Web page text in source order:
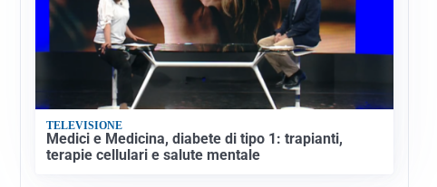
TELEVISIONE
Medici e Medicina, diabete di tipo 1: trapianti,
terapie cellulari e salute mentale